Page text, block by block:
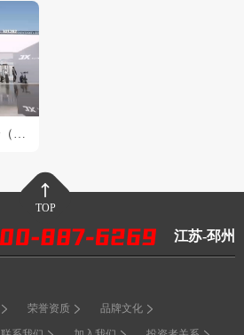
TOP
江苏-邳州
荣誉资质 品牌文化